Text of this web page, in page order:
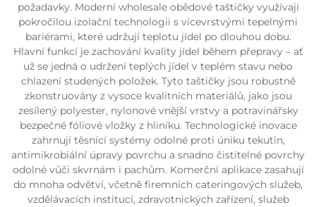
požadavky. Moderní wholesale obědové taštičky využívají
pokročilou izolační technologii s vícevrstvými tepelnými
bariérami, které udržují teplotu jídel po dlouhou dobu.
Hlavní funkcí je zachování kvality jídel během přepravy – ať
už se jedná o udržení teplých jídel v teplém stavu nebo
chlazení studených položek. Tyto taštičky jsou robustně
zkonstruovány z vysoce kvalitních materiálů, jako jsou
zesílený polyester, nylonové vnější vrstvy a potravinářsky
bezpečné fóliové vložky z hliníku. Technologické inovace
zahrnují těsnící systémy odolné proti úniku tekutin,
antimikrobiální úpravy povrchu a snadno čistitelné povrchy
odolné vůči skvrnám i pachům. Komerční aplikace zasahují
do mnoha odvětví, včetně firemních cateringových služeb,
vzdělávacích institucí, zdravotnických zařízení, služeb